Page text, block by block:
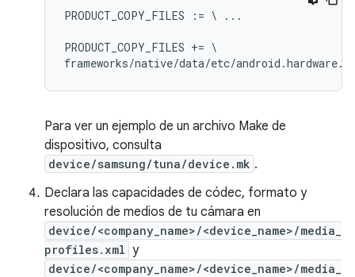
PRODUCT_COPY_FILES := \ ...
PRODUCT_COPY_FILES += \
Para ver un ejemplo de un archivo Make de
dispositivo, consulta
device/samsung/tuna/device.mk .
Declara las capacidades de códec, formato y
resolución de medios de tu cámara en
device/<company_name>/<device_name>/media_
profiles.xml y
device/<company_name>/<device_name>/media_